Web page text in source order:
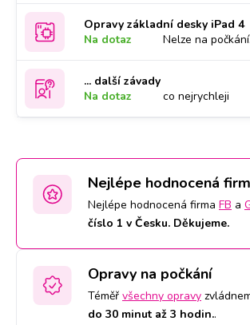
Opravy základní desky iPad 4
Na dotaz
Nelze na počkání.
... další závady
Na dotaz
co nejrychleji
Nejlépe hodnocená
Nejlépe hodnocená firma FB a
číslo 1 v Česku. Děkujeme.
Opravy na počkání
Téměř všechny opravy
do 30 minut až 3 hodin..